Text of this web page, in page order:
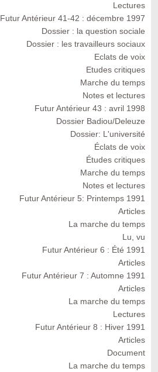
Lectures
Futur Antérieur 41-42 : décembre 1997
Dossier : la question sociale
Dossier : les travailleurs sociaux
Eclats de voix
Etudes critiques
Marche du temps
Notes et lectures
Futur Antérieur 43 : avril 1998
Dossier Badiou/Deleuze
Dossier: L'université
Éclats de voix
Études critiques
Marche du temps
Notes et lectures
Futur Antérieur 5: Printemps 1991
Articles
La marche du temps
Lu, vu
Futur Antérieur 6 : Été 1991
Articles
Futur Antérieur 7 : Automne 1991
Articles
La marche du temps
Lectures
Futur Antérieur 8 : Hiver 1991
Articles
Document
La marche du temps